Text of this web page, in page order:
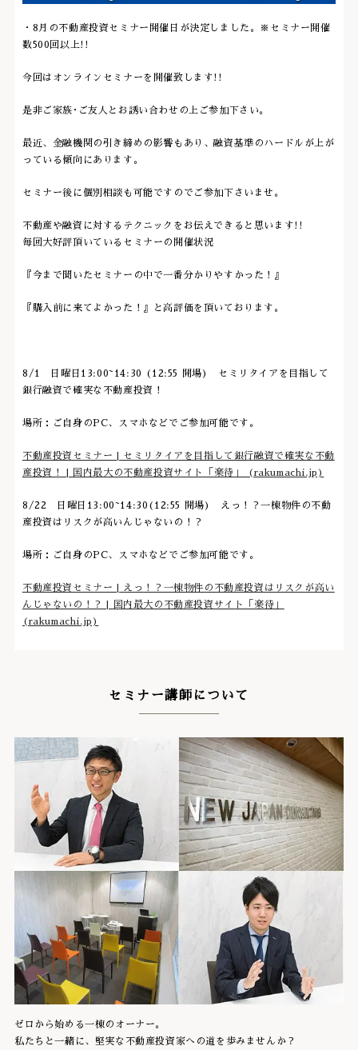
・8月の不動産投資セミナー開催日が決定しました。※セミナー開催
数500回以上!!
今回はオンラインセミナーを開催致します!!
是非ご家族･ご友人とお誘い合わせの上ご参加下さい。
最近、金融機関の引き締めの影響もあり、融資基準のハードルが上が
っている傾向にあります。
セミナー後に個別相談も可能ですのでご参加下さいませ。
不動産や融資に対するテクニックをお伝えできると思います!!
毎回大好評頂いているセミナーの開催状況
『今まで聞いたセミナーの中で一番分かりやすかった！』
『購入前に来てよかった！』と高評価を頂いております。
8/1 日曜日13:00~14:30 (12:55 開場) セミリタイアを目指して
銀行融資で確実な不動産投資！
場所：ご自身のPC、スマホなどでご参加可能です。
不動産投資セミナー | セミリタイアを目指して銀行融資で確実な不動
産投資！ | 国内最大の不動産投資サイト「楽待」 (rakumachi.jp)
8/22 日曜日13:00~14:30(12:55 開場) えっ！？一棟物件の不動
産投資はリスクが高いんじゃないの！？
場所：ご自身のPC、スマホなどでご参加可能です。
不動産投資セミナー | えっ！？一棟物件の不動産投資はリスクが高い
んじゃないの！？ | 国内最大の不動産投資サイト「楽待」
(rakumachi.jp)
セミナー講師について
ゼロから始める一棟のオーナー。
私たちと一緒に、堅実な不動産投資家への道を歩みませんか？